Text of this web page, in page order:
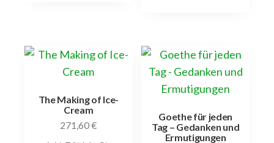
The Making of Ice-
Cream
271,60€
Goethe für jeden
Tag – Gedanken und
Ermutigungen